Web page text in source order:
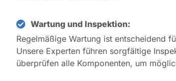
Wartung und Inspektion:
Regelmäßige Wartung ist entscheidend
Unsere Experten führen sorgfältige
überprüfen alle Komponenten, um